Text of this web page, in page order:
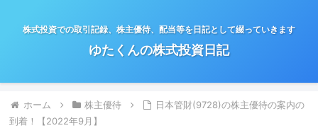
株式投資での取引記録、株主優待、配当等を日記として綴っていきます
ゆたくんの株式投資日記
ホーム 株主優待
日本管財(9728)の株主優待の案内の
到着！【2022年9月】